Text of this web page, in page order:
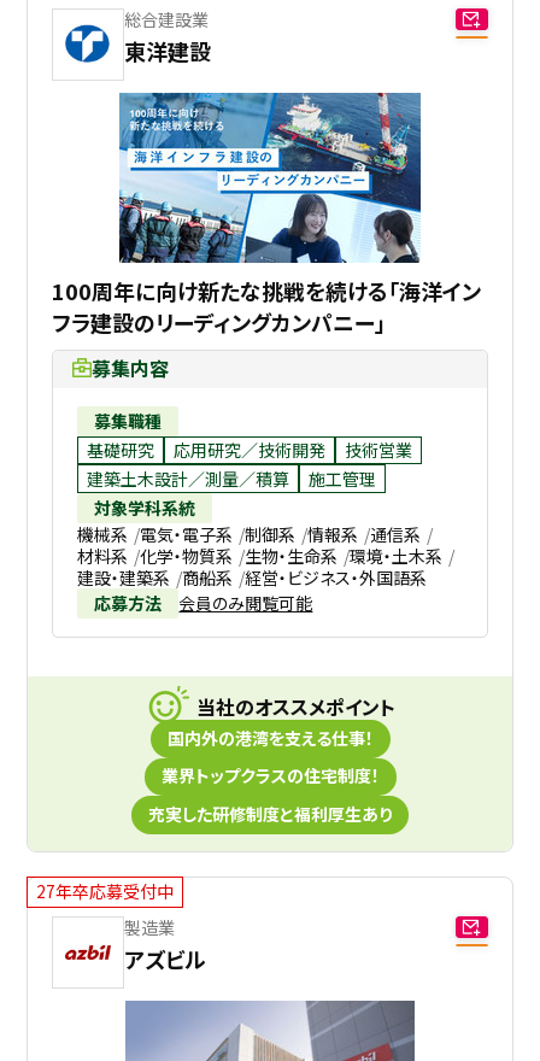
総合建設業
東洋建設
100周年に向け新たな挑戦を続ける「海洋イン
フラ建設のリーディングカンパニー」
募集内容
募集職種
基礎研究
応用研究／技術開発
技術営業
建築土木設計／測量／積算
施工管理
対象学科系統
機械系 電気・電子系 制御系 情報系 通信系
材料系 化学・物質系 生物・生命系 環境・土木系
建設・建築系 商船系 経営・ビジネス・外国語系
応募方法
会員のみ閲覧可能
当社のオススメポイント
国内外の港湾を支える仕事！
業界トップクラスの住宅制度！
充実した研修制度と福利厚生あり
27年卒応募受付中
製造業
アズビル